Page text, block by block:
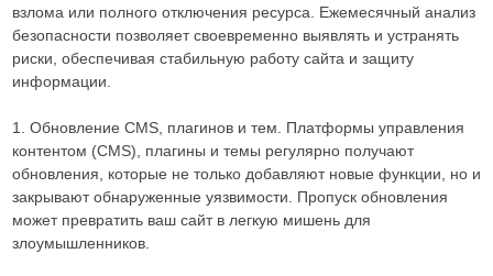
взлома или полного отключения ресурса. Ежемесячный анализ
безопасности позволяет своевременно выявлять и устранять
риски, обеспечивая стабильную работу сайта и защиту
информации.
1. Обновление CMS, плагинов и тем. Платформы управления
контентом (CMS), плагины и темы регулярно получают
обновления, которые не только добавляют новые функции, но и
закрывают обнаруженные уязвимости. Пропуск обновления
может превратить ваш сайт в легкую мишень для
злоумышленников.